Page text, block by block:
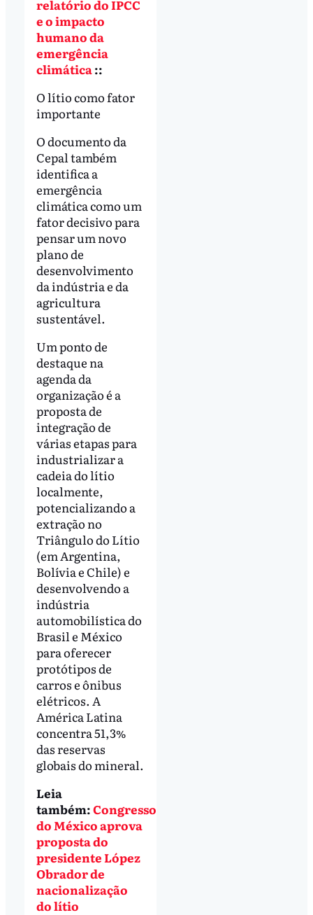
relatório do IPCC
e o impacto
humano da
emergência
climática::
O lítio como fator
importante
O documento da
Cepal também
identifica a
emergência
climática como um
fator decisivo para
pensar um novo
plano de
desenvolvimento
da indústria e da
agricultura
sustentável.
Um ponto de
destaque na
agenda da
organização é a
proposta de
integração de
várias etapas para
industrializar a
cadeia do lítio
localmente,
potencializando a
extração no
Triângulo do Lítio
(em Argentina,
Bolívia e Chile) e
desenvolvendo a
indústria
automobilística do
Brasil e México
para oferecer
protótipos de
carros e ônibus
elétricos. A
América Latina
concentra 51,3%
das reservas
globais do mineral.
Leia
também:Congresso
do México aprova
proposta do
presidente López
Obrador de
nacionalização
do lítio